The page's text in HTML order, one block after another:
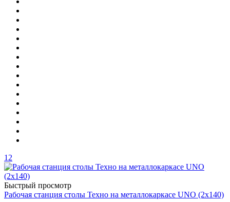
12
Быстрый просмотр
Рабочая станция столы Техно на металлокаркасе UNO (2х140)